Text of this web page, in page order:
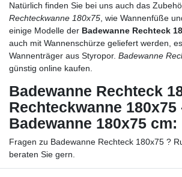
Natürlich finden Sie bei uns auch das
Rechteckwanne 180x75, wie Wannenfüße
einige Modelle der Badewanne Rechteck
auch mit Wannenschürze geliefert werden,
Wannenträger aus Styropor. Badewanne
günstig online kaufen.
Badewanne Rechteck
Rechteckwanne 180x75
Badewanne 180x75 cm:
Fragen zu Badewanne Rechteck 180x75 ?
beraten Sie gern.